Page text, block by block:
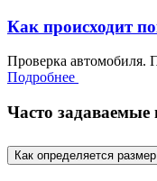
Как происходит
Проверка автомобиля.
Подробнее
Часто задаваемые
Как определяется